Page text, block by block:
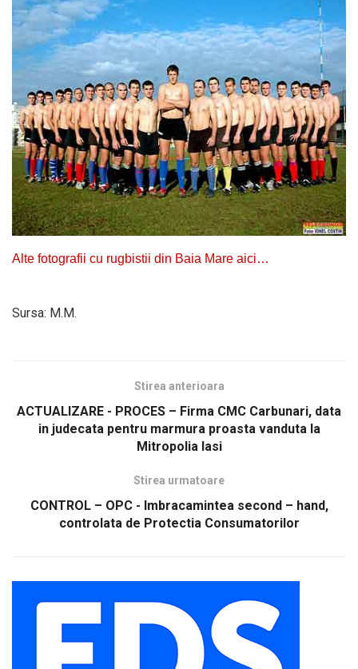
Alte fotografii cu rugbistii din Baia Mare aici…
Sursa: M.M.
Stirea anterioara
ACTUALIZARE - PROCES – Firma CMC Carbunari, data
in judecata pentru marmura proasta vanduta la
Mitropolia Iasi
Stirea urmatoare
CONTROL – OPC - Imbracamintea second – hand,
controlata de Protectia Consumatorilor